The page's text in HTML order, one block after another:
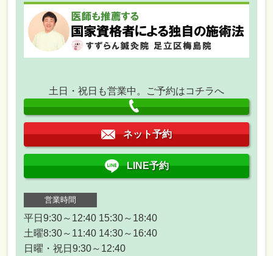
土日・祝日も営業中。ご予約はコチラへ
ネット予約
LINE予約
営業時間
平日9:30～12:40 15:30～18:40
土曜8:30～11:40 14:30～16:40
日曜・祝日9:30～12:40